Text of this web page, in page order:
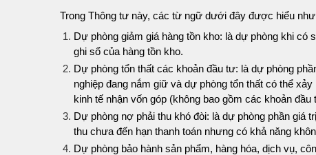
Trong Thông tư này, các từ ngữ dưới đây được hiểu
Dự phòng giảm giá hàng tồn kho: là dự phòng khi
ghi sổ của hàng tồn kho.
Dự phòng tổn thất các khoản đầu tư: là dự phòng
nghiệp đang nắm giữ và dự phòng tổn thất có thể
kinh tế nhận vốn góp (không bao gồm các khoản
Dự phòng nợ phải thu khó đòi: là dự phòng phần giá
thu chưa đến hạn thanh toán nhưng có khả năng
Dự phòng bảo hành sản phẩm, hàng hóa, dịch vụ,